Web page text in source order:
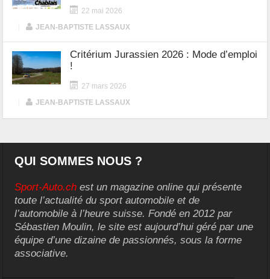
22 mai 2026
JEAN-BAPTISTE LASSAUX
Critérium Jurassien 2026 : Mode d’emploi
!
27 mars 2026
JEAN-BAPTISTE LASSAUX
QUI SOMMES NOUS ?
Sport-Auto.ch est un magazine online qui présente
toute l’actualité du sport automobile et de
l’automobile à l’heure suisse. Fondé en 2012 par
Sébastien Moulin, le site est aujourd’hui géré par une
équipe d’une dizaine de passionnés, sous la forme
associative.